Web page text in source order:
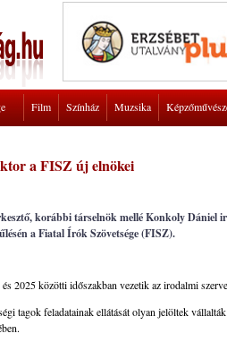
Film Színház Muzsika
a FISZ új elnökei
korábbi társelnök mellé Konkoly Dániel
a Fiatal Írók Szövetsége (FISZ).
2025 közötti időszakban vezetik az irodalmi
tagok feladatainak ellátását olyan jelöltek